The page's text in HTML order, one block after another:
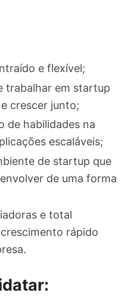
e flexível;
trabalhar em startup
crescer junto;
de habilidades na
escaláveis;
de startup que
de uma forma
e total
rápido